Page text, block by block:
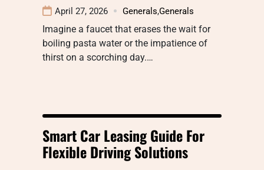
April 27, 2026 Generals,Generals
Imagine a faucet that erases the wait for
boiling pasta water or the impatience of
thirst on a scorching day.…
Smart Car Leasing Guide For
Flexible Driving Solutions